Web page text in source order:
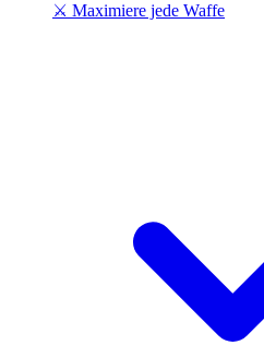
⚔️ Maximiere jede Waffe